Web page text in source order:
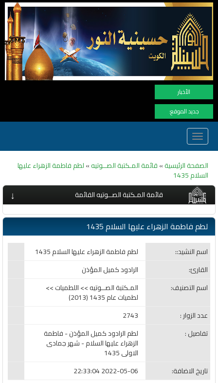
الأخبار
جديد الموقع:
Toggle
navigation
الصفحة الرئيسية»قائمة المـكتبة الصــوتيه»لطم فاطمة الزهراء عليها
السلام 1435
↓ قائمة المـكتبة الصــوتيه القائمة
لطم فاطمة الزهراء عليها السلام 1435
اسم النشيد::
لطم فاطمة الزهراء عليها السلام 1435
القارئ:
الرادود كميل المؤذن
اسم التصنيف:
المـكتبة الصــوتيه >> اللطميات >>
لطميات عام 1435 (2013)
عدد الزوار :
2743
تفاصيل :
لطم الرادود كميل المؤذن - فاطمة
الزهراء عليها السلام - شهر جمادى
الاولى 1435
تاريخ الاضافة:
2022-05-06 22:33:04